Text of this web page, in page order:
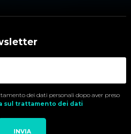
dei dati personali dopo aver preso
sul trattamento dei dati
INVIA